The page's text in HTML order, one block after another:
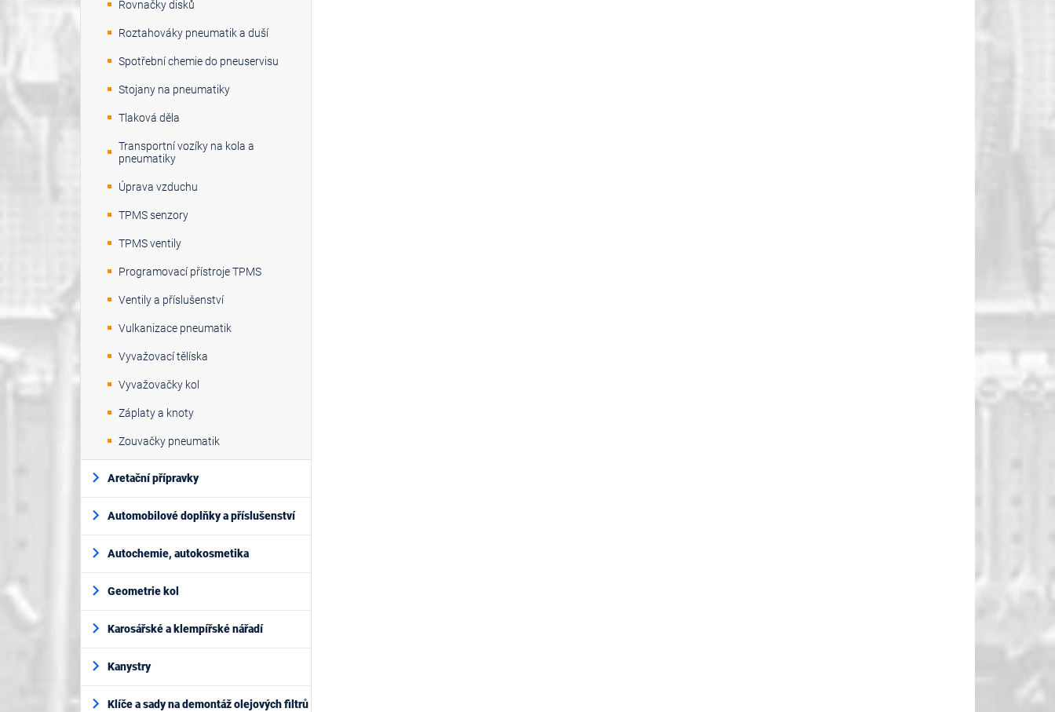
Rovnačky disků
Roztahováky pneumatik a duší
Spotřební chemie do pneuservisu
Stojany na pneumatiky
Tlaková děla
Transportní vozíky na kola a
pneumatiky
Úprava vzduchu
TPMS senzory
TPMS ventily
Programovací přístroje TPMS
Ventily a příslušenství
Vulkanizace pneumatik
Vyvažovací tělíska
Vyvažovačky kol
Záplaty a knoty
Zouvačky pneumatik
Aretační přípravky
Automobilové doplňky a příslušenství
Autochemie, autokosmetika
Geometrie kol
Karosářské a klempířské nářadí
Kanystry
Klíče a sady na demontáž olejových filtrů